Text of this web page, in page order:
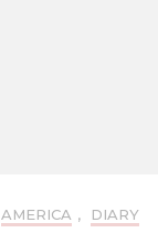
AMERICA , DIARY